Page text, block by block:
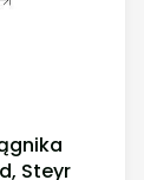
Steyr